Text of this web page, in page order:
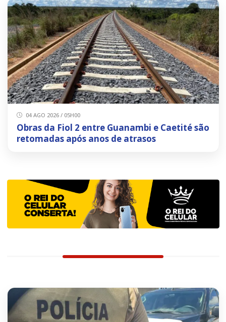
04 AGO 2026 / 05H00
Obras da Fiol 2 entre Guanambi e Caetité são
retomadas após anos de atrasos